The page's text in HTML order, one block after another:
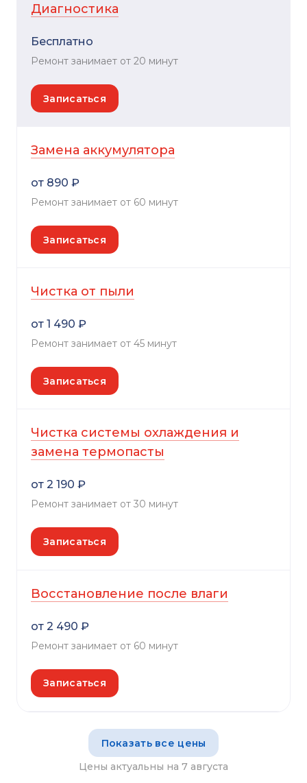
Диагностика
Бесплатно
Ремонт занимает от 20 минут
Записаться
Замена аккумулятора
от 890 ₽
Ремонт занимает от 60 минут
Записаться
Чистка от пыли
от 1 490 ₽
Ремонт занимает от 45 минут
Записаться
Чистка системы охлаждения и
замена термопасты
от 2 190 ₽
Ремонт занимает от 30 минут
Записаться
Восстановление после влаги
от 2 490 ₽
Ремонт занимает от 60 минут
Записаться
Показать все цены
Цены актуальны на 7 августа